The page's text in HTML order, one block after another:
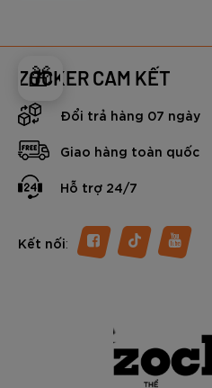
🎁
ZOCKER CAM KẾT
Đổi trả hàng 07 ngày
Giao hàng toàn quốc
Hỗ trợ 24/7
Kết nối: